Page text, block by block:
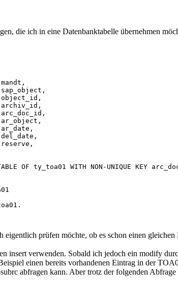
die ich in eine Datenbanktabelle übernehmen
OF ty_toa01 WITH NON-UNIQUE KEY
prüfen möchte, ob es schon einen
insert verwenden. Sobald ich jedoch ein modify
einen bereits vorhandenen Eintrag in der
abfragen kann. Aber trotz der folgenden